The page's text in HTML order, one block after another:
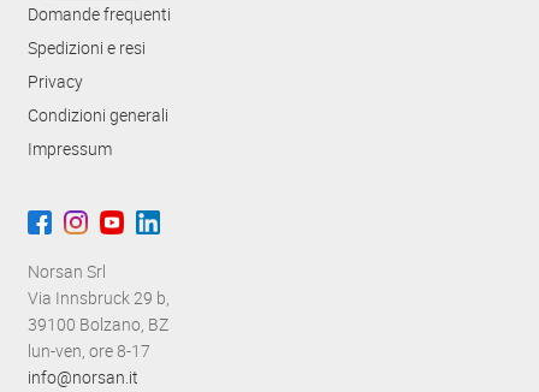
i
o
n
e
Domande frequenti
Spedizioni e resi
Privacy
Condizioni generali
Impressum
Norsan Srl
Via Innsbruck 29 b,
39100 Bolzano, BZ
lun-ven, ore 8-17
info@norsan.it